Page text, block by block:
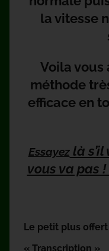
la vitesse
Voila vous
méthode
efficace en
Essayezlà s’il
vous va pas
Le petit plus offert
« Transcription »